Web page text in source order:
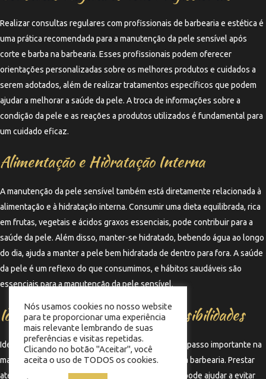
Realizar consultas regulares com profissionais de barbearia e estética é
uma prática recomendada para a manutenção da pele sensível após
corte e barba na barbearia. Esses profissionais podem oferecer
orientações personalizadas sobre os melhores produtos e cuidados a
serem adotados, além de realizar tratamentos específicos que podem
ajudar a melhorar a saúde da pele. A troca de informações sobre a
condição da pele e as reações a produtos utilizados é fundamental para
um cuidado eficaz.
Alimentação e Hidratação Interna
A manutenção da pele sensível também está diretamente relacionada à
alimentação e à hidratação interna. Consumir uma dieta equilibrada, rica
em frutas, vegetais e ácidos graxos essenciais, pode contribuir para a
saúde da pele. Além disso, manter-se hidratado, bebendo água ao longo
do dia, ajuda a manter a pele bem hidratada de dentro para fora. A saúde
da pele é um reflexo do que consumimos, e hábitos saudáveis são
essenciais para a manutenção da pele sensível.
Identificação de Alergias e Sensibilidades
Identificar possíveis alergias e sensibilidades é um passo importante na
manutenção da pele sensível após corte e barba na barbearia. Prestar
atenção a reações adversas a produtos utilizados pode ajudar a evitar
Nós usamos cookies no nosso website
para te proporcionar uma experiência
mais relevante lembrando de suas
preferências e visitas repetidas.
Clicando no botão "Aceitar", você
aceita o uso de TODOS os cookies.